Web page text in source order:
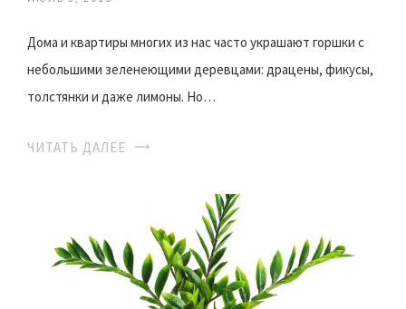
Дома и квартиры многих из нас часто украшают горшки с
небольшими зеленеющими деревцами: драцены, фикусы,
толстянки и даже лимоны. Но…
ЧИТАТЬ ДАЛЕЕ